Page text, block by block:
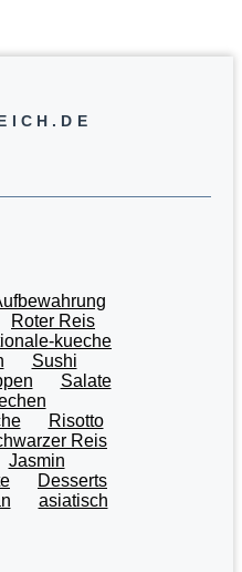
Roter Reis
kueche
Sushi
Salate
Risotto
Reis
Jasmin
Desserts
asiatisch